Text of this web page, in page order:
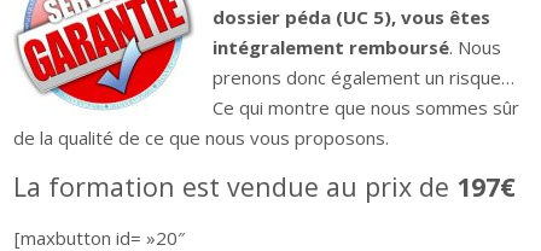
dossier péda (UC 5), vous êtes
intégralement remboursé. Nous
prenons donc également un risque…
Ce qui montre que nous sommes sûr
de la qualité de ce que nous vous proposons.
La formation est vendue au prix de 197€
[maxbutton id= »20″